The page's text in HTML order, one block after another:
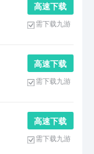
高 速 下 载
需下载九游
高 速 下 载
需下载九游
高 速 下 载
需下载九游